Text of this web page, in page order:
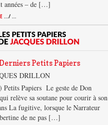
années – de […]
.../ ...
Petits Papiers
DRILLON
Petits Papiers Le geste de Don
relève sa soutane pour courir à son
La fugitive, lorsque le Narrateur
de ne pas […]